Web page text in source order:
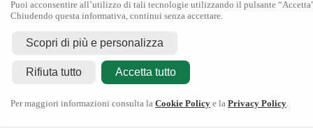
Rolex
Rolex Certified Pre-Owned
Tudor
La collezioneTudor shop
Dodo
Accessori Rolex
L'arte dell'orologeria
Manutenzione
Oyster Story
Contattaci
Puoi acconsentire all’utilizzo di tali tecnologie utilizzando il pulsante
Chiudendo questa informativa, continui senza accettare.
Scopri di più e personalizza
Rifiuta tutto Accetta tutto
Per maggiori informazioni consulta la Cookie Policy e la Privacy Policy.